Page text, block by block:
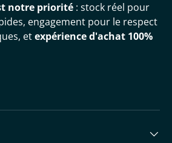
notre priorité : stock réel pour
engagement pour le respect
etexpérience d'achat 100%